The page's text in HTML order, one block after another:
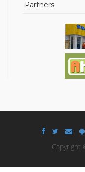
Partners
Copyright